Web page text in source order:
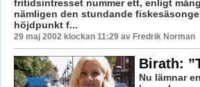
fritidsintresset nummer ett, enligt
nämligen den stundande
höjdpunkt f...
29 maj 2002 klockan 11:29 av Fredrik Norman
Birath:
Nu lämnar